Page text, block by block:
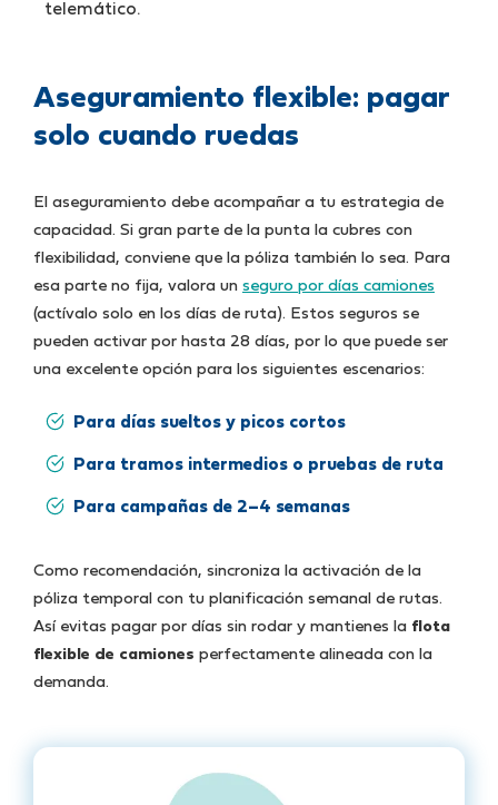
telemático.
Aseguramiento flexible: pagar
solo cuando ruedas
El aseguramiento debe acompañar a tu estrategia de
capacidad. Si gran parte de la punta la cubres con
flexibilidad, conviene que la póliza también lo sea. Para
esa parte no fija, valora un seguro por días camiones
(actívalo solo en los días de ruta). Estos seguros se
pueden activar por hasta 28 días, por lo que puede ser
una excelente opción para los siguientes escenarios:
Para días sueltos y picos cortos
Para tramos intermedios o pruebas de ruta
Para campañas de 2–4 semanas
Como recomendación, sincroniza la activación de la
póliza temporal con tu planificación semanal de rutas.
Así evitas pagar por días sin rodar y mantienes la flota
flexible de camiones perfectamente alineada con la
demanda.